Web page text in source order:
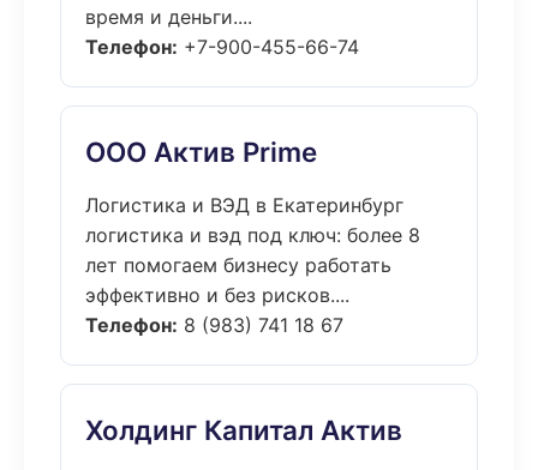
время и деньги....
Телефон: +7-900-455-66-74
ООО Актив Prime
Логистика и ВЭД в Екатеринбург
логистика и вэд под ключ: более 8
лет помогаем бизнесу работать
эффективно и без рисков....
Телефон: 8 (983) 741 18 67
Холдинг Капитал Актив